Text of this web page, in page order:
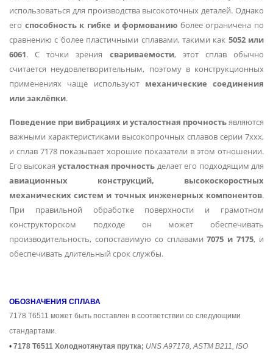
использоваться для производства высокоточных деталей. Однако
его способность к гибке и формованию более ограничена по
сравнению с более пластичными сплавами, такими как 5052 или
6061. С точки зрения свариваемости, этот сплав обычно
считается неудовлетворительным, поэтому в конструкционных
применениях чаще используют механические соединения
или заклёпки.
Поведение при вибрациях и усталостная прочностьявляются
важными характеристиками высокопрочных сплавов серии 7xxx,
и сплав 7178 показывает хорошие показатели в этом отношении.
Его высокая усталостная прочность делает его подходящим для
авиационных конструкций, высокоскоростных
механических систем и точных инженерных компонентов.
При правильной обработке поверхности и грамотном
конструкторском подходе он может обеспечивать
производительность, сопоставимую со сплавами7075 и 7175, и
обеспечивать длительный срок службы.
ОБОЗНАЧЕНИЯ СПЛАВА
7178 T6511 может быть поставлен в соответствии со следующими
стандартами.
• 7178 T6511 Холоднотянутая прутка; UNS A97178, ASTM B211, ISO